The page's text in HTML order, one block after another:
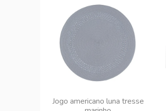
Jogo americano luna tresse